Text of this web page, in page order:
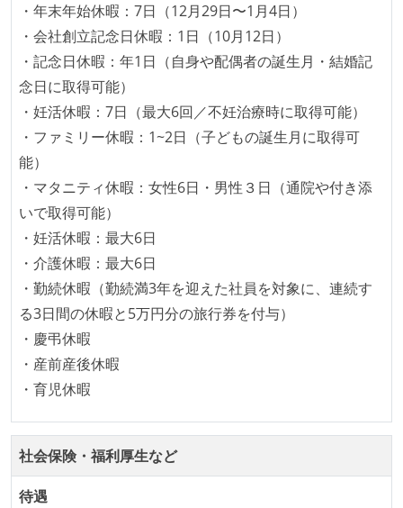
・年末年始休暇：7日（12月29日〜1月4日）
・会社創立記念日休暇：1日（10月12日）
・記念日休暇：年1日（自身や配偶者の誕生月・結婚記
念日に取得可能）
・妊活休暇：7日（最大6回／不妊治療時に取得可能）
・ファミリー休暇：1~2日（子どもの誕生月に取得可
能）
・マタニティ休暇：女性6日・男性３日（通院や付き添
いで取得可能）
・妊活休暇：最大6日
・介護休暇：最大6日
・勤続休暇（勤続満3年を迎えた社員を対象に、連続す
る3日間の休暇と5万円分の旅行券を付与）
・慶弔休暇
・産前産後休暇
・育児休暇
社会保険・福利厚生など
待遇